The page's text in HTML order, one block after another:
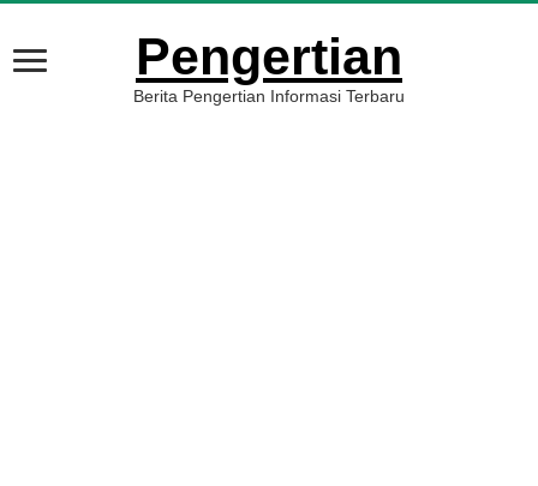
Pengertian
Berita Pengertian Informasi Terbaru